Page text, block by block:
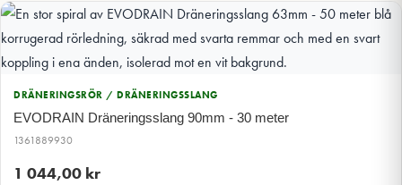
DRÄNERINGSRÖR / DRÄNERINGSSLANG
EVODRAIN Dräneringsslang 90mm - 30 meter
1361889930
1 044,00 kr